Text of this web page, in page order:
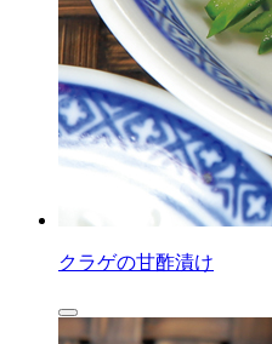
クラゲの甘酢漬け